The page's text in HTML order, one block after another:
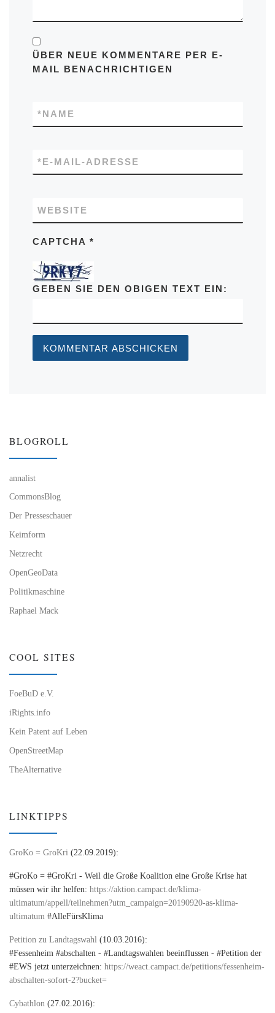
ÜBER NEUE KOMMENTARE PER E-
MAIL BENACHRICHTIGEN
NAME
*
E-MAIL-ADRESSE
*
WEBSITE
CAPTCHA *
GEBEN SIE DEN OBIGEN TEXT EIN:
BLOGROLL
annalist
CommonsBlog
Der Presseschauer
Keimform
Netzrecht
OpenGeoData
Politikmaschine
Raphael Mack
COOL SITES
FoeBuD e.V.
iRights.info
Kein Patent auf Leben
OpenStreetMap
TheAlternative
LINKTIPPS
GroKo = GroKri (22.09.2019):
#GroKo = #GroKri - Weil die Große Koalition eine Große Krise hat
müssen wir ihr helfen: https://aktion.campact.de/klima-
ultimatum/appell/teilnehmen?utm_campaign=20190920-as-klima-
ultimatum #AlleFürsKlima
Petition zu Landtagswahl (10.03.2016):
#Fessenheim #abschalten - #Landtagswahlen beeinflussen - #Petition der
#EWS jetzt unterzeichnen: https://weact.campact.de/petitions/fessenheim-
abschalten-sofort-2?bucket=
Cybathlon (27.02.2016):